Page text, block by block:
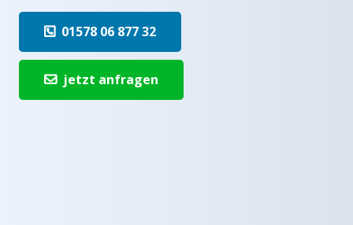
01578 06 877 32
jetzt anfragen